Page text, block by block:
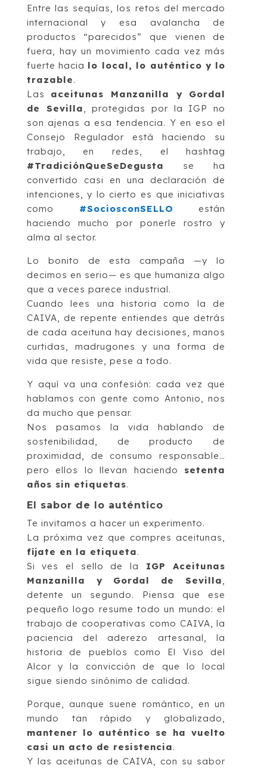
Entre las sequías, los retos del mercado
internacional y esa avalancha de
productos “parecidos” que vienen de
fuera, hay un movimiento cada vez más
fuerte hacia lo local, lo auténtico y lo
trazable.
Las aceitunas Manzanilla y Gordal
de Sevilla, protegidas por la IGP no
son ajenas a esa tendencia. Y en eso el
Consejo Regulador está haciendo su
trabajo, en redes, el hashtag
#TradiciónQueSeDegusta se ha
convertido casi en una declaración de
intenciones, y lo cierto es que iniciativas
como #SociosconSELLO están
haciendo mucho por ponerle rostro y
alma al sector.
Lo bonito de esta campaña —y lo
decimos en serio— es que humaniza algo
que a veces parece industrial.
Cuando lees una historia como la de
CAIVA, de repente entiendes que detrás
de cada aceituna hay decisiones, manos
curtidas, madrugones y una forma de
vida que resiste, pese a todo.
Y aquí va una confesión: cada vez que
hablamos con gente como Antonio, nos
da mucho que pensar.
Nos pasamos la vida hablando de
sostenibilidad, de producto de
proximidad, de consumo responsable…
pero ellos lo llevan haciendo setenta
años sin etiquetas.
El sabor de lo auténtico
Te invitamos a hacer un experimento.
La próxima vez que compres aceitunas,
fíjate en la etiqueta.
Si ves el sello de la IGP Aceitunas
Manzanilla y Gordal de Sevilla,
detente un segundo. Piensa que ese
pequeño logo resume todo un mundo: el
trabajo de cooperativas como CAIVA, la
paciencia del aderezo artesanal, la
historia de pueblos como El Viso del
Alcor y la convicción de que lo local
sigue siendo sinónimo de calidad.
Porque, aunque suene romántico, en un
mundo tan rápido y globalizado,
mantener lo auténtico se ha vuelto
casi un acto de resistencia.
Y las aceitunas de CAIVA, con su sabor